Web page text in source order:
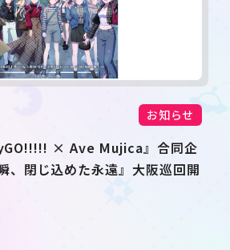
お知らせ
× Ave Mujica』合同企
、閉じ込めた永遠』大阪巡回開